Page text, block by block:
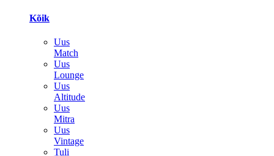
Kõik
Uus
Match
Uus
Lounge
Uus
Altitude
Uus
Mitra
Uus
Vintage
Tuli